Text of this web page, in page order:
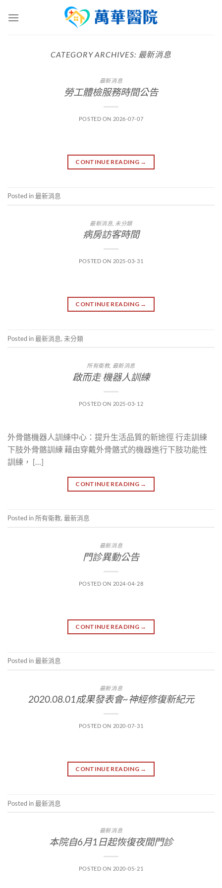
CATEGORY ARCHIVES: 最新消息
最新消息
勞工體檢服務時間公告
POSTED ON 2026-07-07
CONTINUE READING →
Posted in最新消息
最新消息 未分類
病房訪客時間
POSTED ON 2025-03-31
CONTINUE READING →
Posted in最新消息, 未分類
所有衛教, 最新消息
啟而走 機器人訓練
POSTED ON 2025-03-12
外骨骼機器人訓練中心：提升生活品質的新途徑 行走訓練
下肢外骨骼訓練 藉由穿戴外骨骼式的機器進行下肢功能性
訓練， […]
CONTINUE READING →
Posted in 所有衛教, 最新消息
最新消息
門診異動公告
POSTED ON 2024-04-28
CONTINUE READING →
Posted in最新消息
最新消息
2020.08.01成果發表會~神經修復新紀元
POSTED ON 2020-07-31
CONTINUE READING →
Posted in最新消息
最新消息
本院自6月1日起恢復夜間門診
POSTED ON 2020-05-21